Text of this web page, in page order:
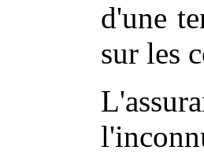
d'une
sur les